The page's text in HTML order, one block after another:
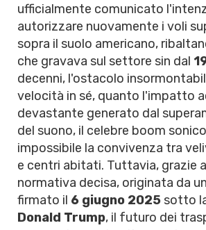
ufficialmente comunicato
autorizzare nuovamente i voli
sopra il suolo americano,
che gravava sul settore sin dal
decenni, l'ostacolo
velocità in sé, quanto l'impatto
devastante generato dal
del suono, il celebre boom
impossibile la convivenza tra
e centri abitati. Tuttavia, grazie
normativa decisa, originata da
firmato il 6 giugno 2025 sotto
Donald Trump, il futuro dei